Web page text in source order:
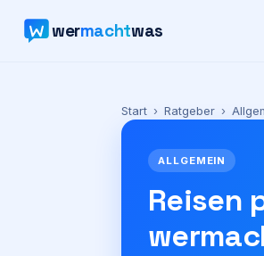
wermachtwas
Start › Ratgeber ›
ALLGEMEIN
Reisen